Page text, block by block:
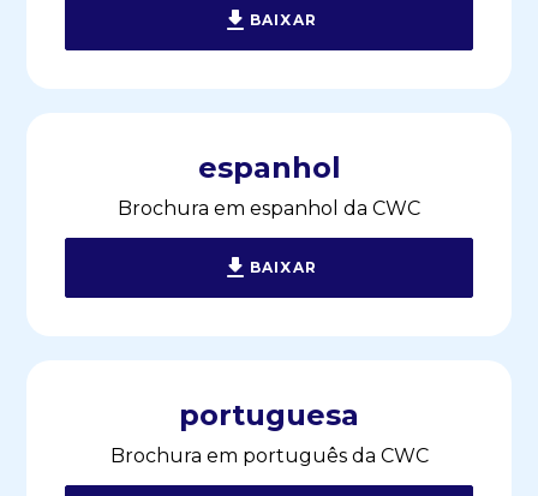
BAIXAR
espanhol
Brochura em espanhol da CWC
BAIXAR
portuguesa
Brochura em português da CWC